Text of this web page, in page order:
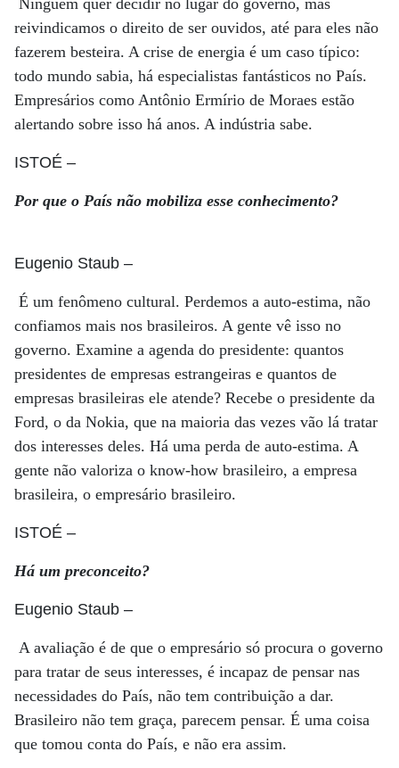
Ninguém quer decidir no lugar do governo, mas
reivindicamos o direito de ser ouvidos, até para eles não
fazerem besteira. A crise de energia é um caso típico:
todo mundo sabia, há especialistas fantásticos no País.
Empresários como Antônio Ermírio de Moraes estão
alertando sobre isso há anos. A indústria sabe.
ISTOÉ –
Por que o País não mobiliza esse conhecimento?
Eugenio Staub –
É um fenômeno cultural. Perdemos a auto-estima, não
confiamos mais nos brasileiros. A gente vê isso no
governo. Examine a agenda do presidente: quantos
presidentes de empresas estrangeiras e quantos de
empresas brasileiras ele atende? Recebe o presidente da
Ford, o da Nokia, que na maioria das vezes vão lá tratar
dos interesses deles. Há uma perda de auto-estima. A
gente não valoriza o know-how brasileiro, a empresa
brasileira, o empresário brasileiro.
ISTOÉ –
Há um preconceito?
Eugenio Staub –
A avaliação é de que o empresário só procura o governo
para tratar de seus interesses, é incapaz de pensar nas
necessidades do País, não tem contribuição a dar.
Brasileiro não tem graça, parecem pensar. É uma coisa
que tomou conta do País, e não era assim.